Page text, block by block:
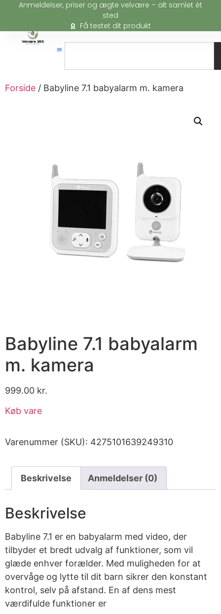
Anmeldelser, priser og ægte velvære – alt samlet ét
sted
Få testet dit produkt
Forside / Babyline 7.1 babyalarm m. kamera
Babyline 7.1 babyalarm
m. kamera
999.00 kr.
Køb vare
Varenummer (SKU): 4275101639249310
Beskrivelse Anmeldelser (0)
Beskrivelse
Babyline 7.1 er en babyalarm med video, der
tilbyder et bredt udvalg af funktioner, som vil
glæde enhver forælder. Med muligheden for at
overvåge og lytte til dit barn sikrer den konstant
kontrol, selv på afstand. En af dens mest
værdifulde funktioner er